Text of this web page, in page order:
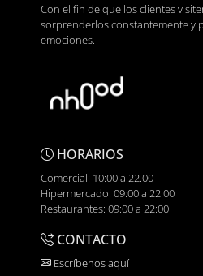
Con el fin de que los clientes
sorprenderlos constantemente y
emociones.
HORARIOS
Comercial: 10:00 a 22.00
Hipermercado: 09:00 a 22:00
Restaurantes: 09:00 a 22:00
CONTACTO
Escríbenos aquí